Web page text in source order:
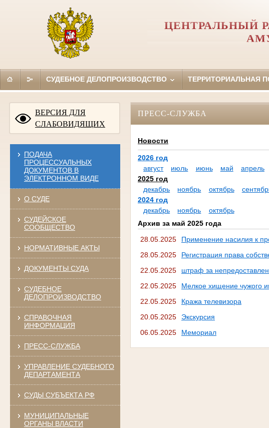
ЦЕНТРАЛЬНЫЙ
СУДЕБНОЕ ДЕЛОПРОИЗВОДСТВО ТЕРРИТОРИАЛЬНАЯ
ВЕРСИЯ ДЛЯ
СЛАБОВИДЯЩИХ
ПОДАЧА
ПРОЦЕССУАЛЬНЫХ
ДОКУМЕНТОВ В
ЭЛЕКТРОННОМ ВИДЕ
О СУДЕ
СУДЕЙСКОЕ
СООБЩЕСТВО
НОРМАТИВНЫЕ АКТЫ
ДОКУМЕНТЫ СУДА
СУДЕБНОЕ
ДЕЛОПРОИЗВОДСТВО
СПРАВОЧНАЯ
ИНФОРМАЦИЯ
ПРЕСС-СЛУЖБА
УПРАВЛЕНИЕ СУДЕБНОГО
ДЕПАРТАМЕНТА
СУДЫ СУБЪЕКТА РФ
МУНИЦИПАЛЬНЫЕ
ОРГАНЫ ВЛАСТИ
ПРЕСС-СЛУЖБА
Новости
2026 год
август
июль июнь май апрель
2025 год
декабрь
ноябрь октябрь
2024 год
декабрь
ноябрь
октябрь
Архив за май 2025 года
28.05.2025
Применение насилия к
28.05.2025
Регистрация права
22.05.2025
штраф за
22.05.2025
Мелкое хищение чужого
22.05.2025
Кража телевизора
20.05.2025
Экскурсия
06.05.2025
Мемориал